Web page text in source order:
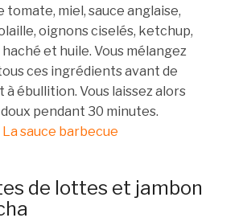
miel, sauce anglaise,
oignons ciselés, ketchup,
et huile. Vous mélangez
ces ingrédients avant de
ébullition. Vous laissez alors
pendant 30 minutes.
La sauce barbecue
de lottes et jambon